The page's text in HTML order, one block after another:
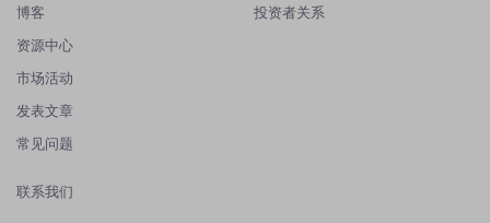
博客
资源中心
市场活动
发表文章
常见问题
投资者关系
联系我们